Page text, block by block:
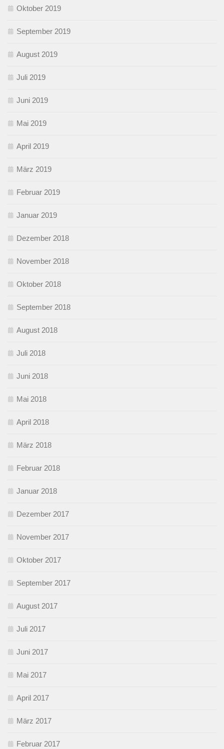
Oktober 2019
September 2019
August 2019
Juli 2019
Juni 2019
Mai 2019
April 2019
März 2019
Februar 2019
Januar 2019
Dezember 2018
November 2018
Oktober 2018
September 2018
August 2018
Juli 2018
Juni 2018
Mai 2018
April 2018
März 2018
Februar 2018
Januar 2018
Dezember 2017
November 2017
Oktober 2017
September 2017
August 2017
Juli 2017
Juni 2017
Mai 2017
April 2017
März 2017
Februar 2017